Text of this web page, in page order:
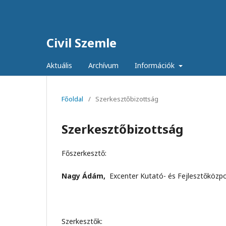
Civil Szemle
Aktuális Archívum Információk
Főoldal / Szerkesztőbizottság
Szerkesztőbizottság
Főszerkesztő:
Nagy Ádám, Excenter Kutató- és
Szerkesztők: